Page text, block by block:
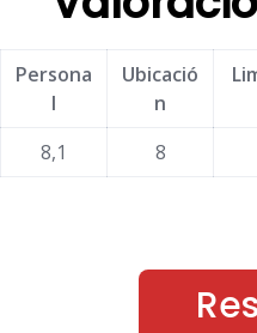
Persona
l
Ubicació
n
8,1
8